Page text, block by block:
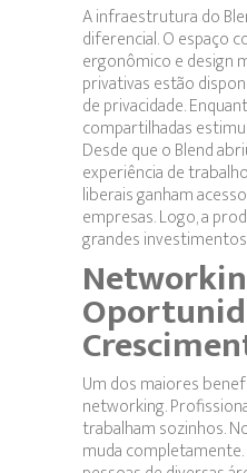
A infraestrutura do
diferencial. O espaço
ergonômico e design
privativas estão
de privacidade.
compartilhadas
Desde que o Blend
experiência de
liberais ganham
empresas. Logo, a
grandes
Um dos maiores
networking.
trabalham sozinhos.
muda